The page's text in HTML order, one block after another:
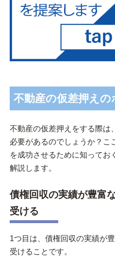
不動産の仮差押えの
不動産の仮差押えをする際は
必要があるのでしょうか？こ
を成功させるために知ってお
解説します。
債権回収の実績が豊富
受ける
1つ目は、債権回収の実績が
受けることです。